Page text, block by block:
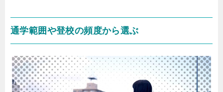
通学範囲や登校の頻度から選ぶ